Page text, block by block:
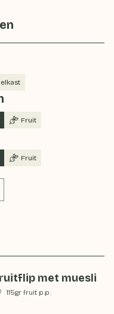
Fruit
Fruit
met muesli
115gr fruit p.p.